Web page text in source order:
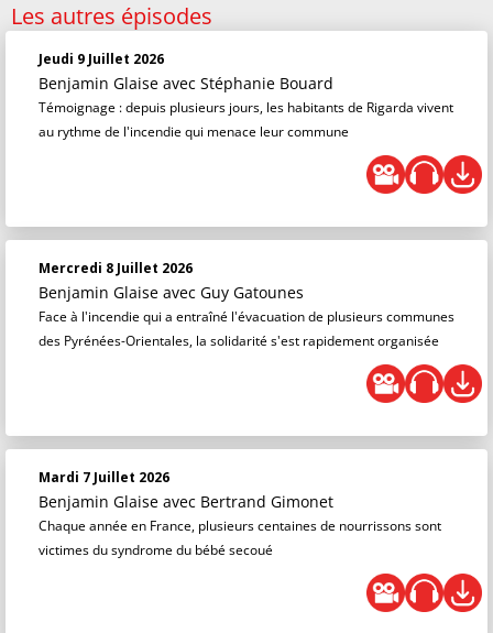
Les autres épisodes
Jeudi 9 Juillet 2026
Benjamin Glaise avec Stéphanie Bouard
Témoignage : depuis plusieurs jours, les habitants de Rigarda vivent
au rythme de l'incendie qui menace leur commune
Mercredi 8 Juillet 2026
Benjamin Glaise avec Guy Gatounes
Face à l'incendie qui a entraîné l'évacuation de plusieurs communes
des Pyrénées-Orientales, la solidarité s'est rapidement organisée
Mardi 7 Juillet 2026
Benjamin Glaise avec Bertrand Gimonet
Chaque année en France, plusieurs centaines de nourrissons sont
victimes du syndrome du bébé secoué